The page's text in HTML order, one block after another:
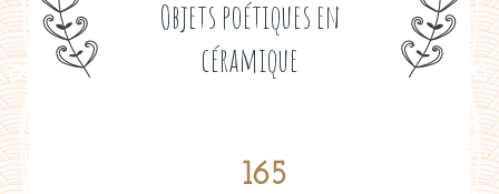
Objets poétiques en
céramique
165